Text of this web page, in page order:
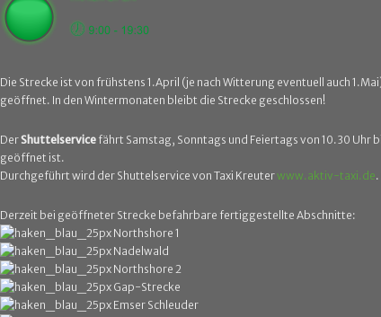
Die Strecke ist von frühstens 1.April (je nach Witterung eventuell auch
geöffnet. In den Wintermonaten bleibt die Strecke geschlossen!
DerShuttelservice fährt Samstag, Sonntags und Feiertags von 10.30 Uhr
geöffnet ist.
Durchgeführt wird der Shuttelservice von Taxi Kreuterwww.aktiv-taxi.de
Derzeit bei geöffneter Strecke befahrbare fertiggestellte Abschnitte:
Northshore 1
Nadelwald
Northshore 2
Gap-Strecke
Emser Schleuder